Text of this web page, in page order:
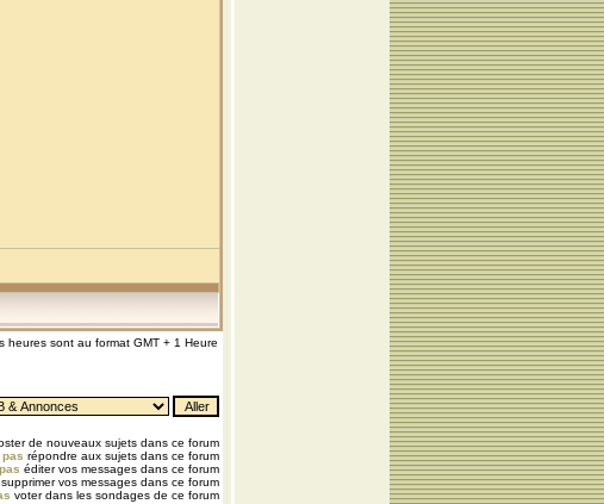
heures sont au format GMT + 1 Heure
de nouveaux sujets dans ce forum
pas répondre aux sujets dans ce forum
éditer vos messages dans ce forum
supprimer vos messages dans ce forum
voter dans les sondages de ce forum